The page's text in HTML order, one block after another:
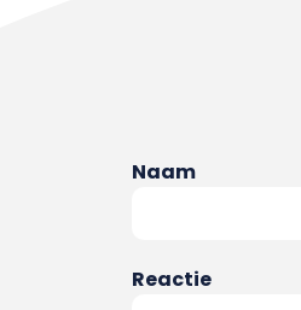
Naam
Reactie